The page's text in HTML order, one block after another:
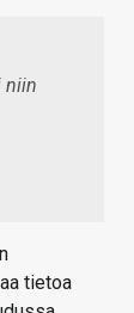
niin
tietoa